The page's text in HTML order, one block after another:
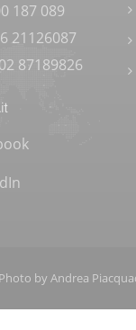
187 089
21126087
87189826
Photo by Andrea